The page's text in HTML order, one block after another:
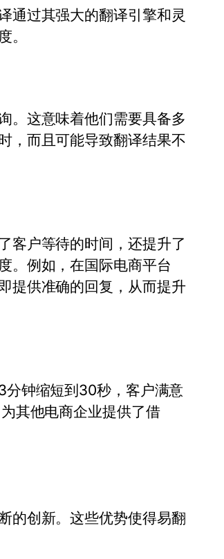
通过其强大的翻译引擎和灵
。
。这意味着他们需要具备多
，而且可能导致翻译结果不
客户等待的时间，还提升了
。例如，在国际电商平台
提供准确的回复，从而提升
钟缩短到30秒，客户满意
其他电商企业提供了借
的创新。这些优势使得易翻